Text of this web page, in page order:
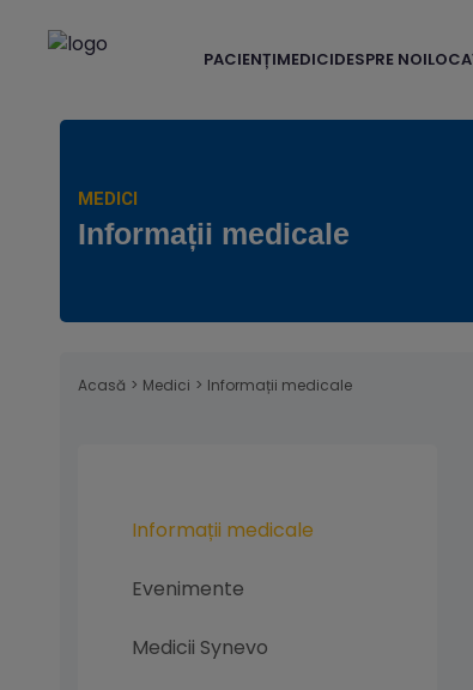
PACIENȚIMEDICIDESPRE NOI
MEDICI
Informații medicale
Acasă > Medici > Informații medicale
Informații medicale
Evenimente
Medicii Synevo